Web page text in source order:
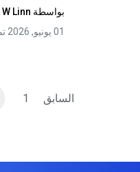
بواسطة Linn
01 يونيو, 2026 تم التحديث بتاريخ
السابق 1